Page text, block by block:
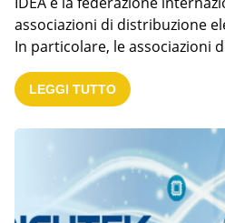
associazioni di distribuzione
In particolare, le associazioni
LEGGI TUTTO